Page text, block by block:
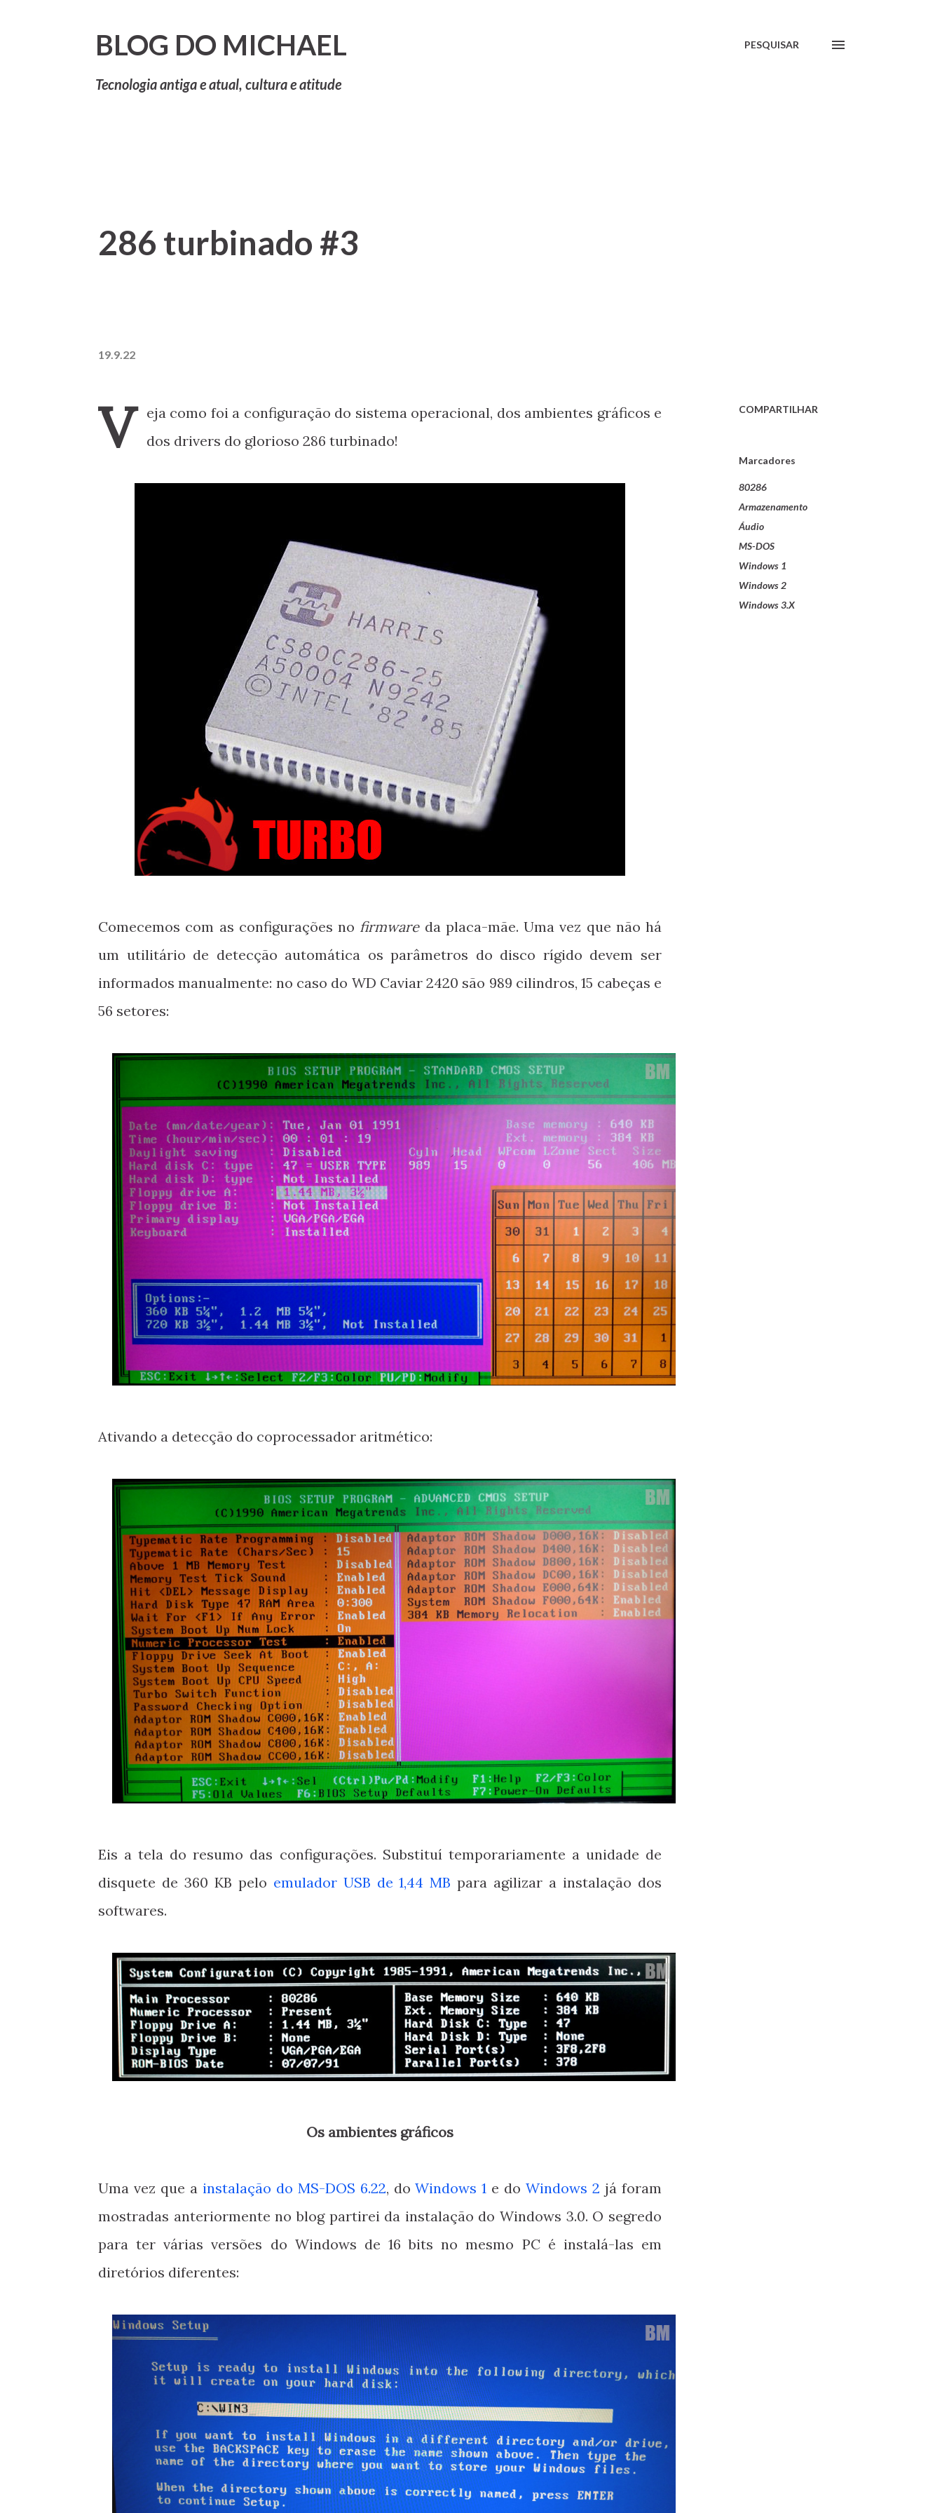
BLOG DO MICHAEL
Tecnologia antiga e atual, cultura e atitude
PESQUISAR
286 turbinado #3
19.9.22
V
eja como foi a configuração do sistema operacional, dos ambientes gráficos e
dos drivers do glorioso 286 turbinado!
Comecemos com as configurações no firmwareda placa-mãe. Uma vez que não há
um utilitário de detecção automática os parâmetros do disco rígido devem ser
informados manualmente: no caso do WD Caviar 2420 são 989 cilindros, 15 cabeças e
56 setores:
Ativando a detecção do coprocessador aritmético:
Eis a tela do resumo das configurações. Substituí temporariamente a unidade de
disquete de 360 KB pelo emulador USB de 1,44 MB para agilizar a instalação dos
softwares.
Os ambientes gráficos
Uma vez que a instalação do MS-DOS 6.22, doWindows 1 e doWindows 2 já foram
mostradas anteriormente no blog partirei da instalação do Windows 3.0. O segredo
para ter várias versões do Windows de 16 bits no mesmo PC é instalá-las em
diretórios diferentes:
COMPARTILHAR
Marcadores
80286
Armazenamento
Áudio
MS-DOS
Windows 1
Windows 2
Windows 3.X